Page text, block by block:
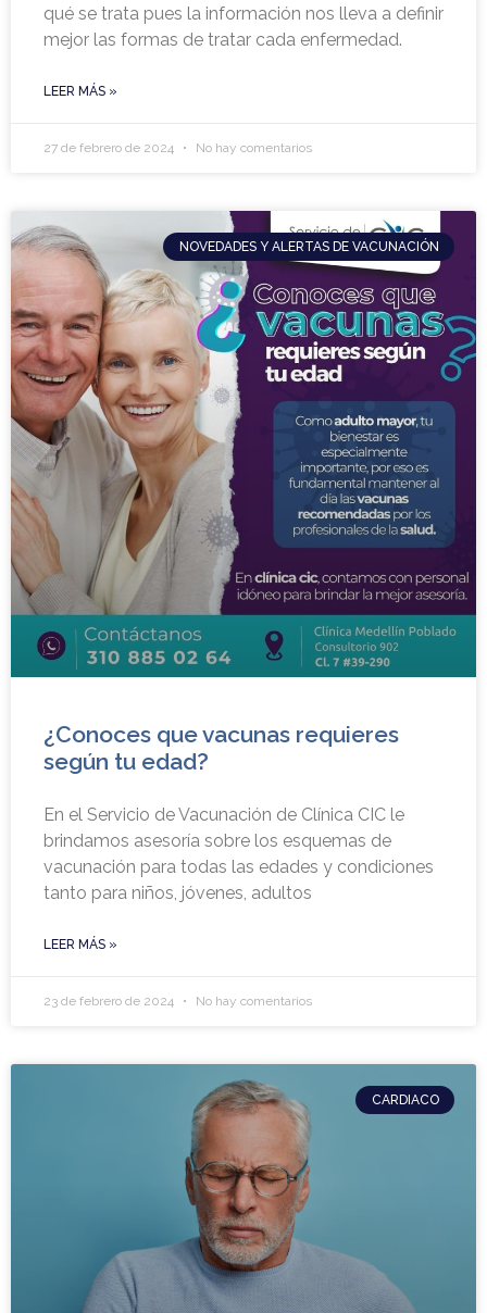
qué se trata pues la información nos lleva a definir
mejor las formas de tratar cada enfermedad.
LEER MÁS »
27 de febrero de 2024 No hay comentarios
NOVEDADES Y ALERTAS DE VACUNACIÓN
¿Conoces que vacunas requieres
según tu edad?
En el Servicio de Vacunación de Clínica CIC le
brindamos asesoría sobre los esquemas de
vacunación para todas las edades y condiciones
tanto para niños, jóvenes, adultos
LEER MÁS »
23 de febrero de 2024 No hay comentarios
CARDIACO